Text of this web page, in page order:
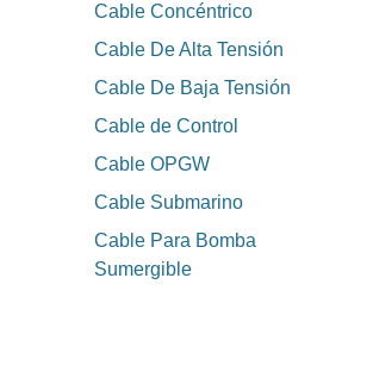
Cable Concéntrico
Cable De Alta Tensión
Cable De Baja Tensión
Cable de Control
Cable OPGW
Cable Submarino
Cable Para Bomba
Sumergible